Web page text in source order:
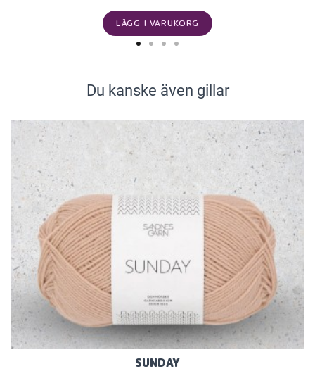
LÄGG I VARUKORG
Du kanske även gillar
SUNDAY